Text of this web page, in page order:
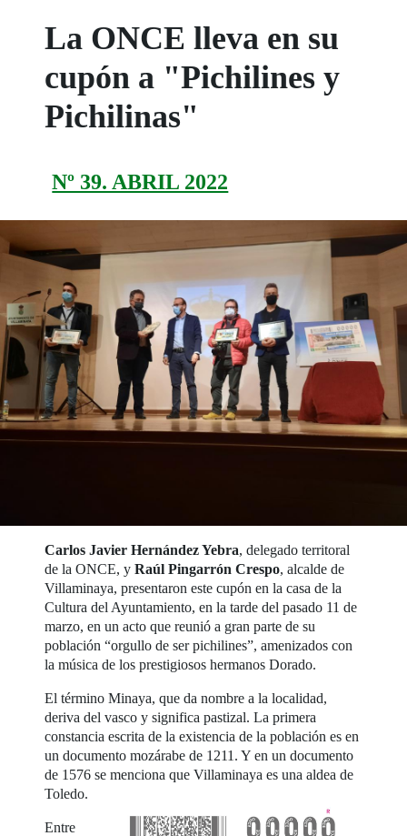
La ONCE lleva en su
cupón a "Pichilines y
Pichilinas"
Nº 39. ABRIL 2022
Carlos Javier Hernández Yebra, delegado territoral
de la ONCE, yRaúl Pingarrón Crespo, alcalde de
Villaminaya, presentaron este cupón en la casa de la
Cultura del Ayuntamiento, en la tarde del pasado 11 de
marzo, en un acto que reunió a gran parte de su
población “orgullo de ser pichilines”, amenizados con
la música de los prestigiosos hermanos Dorado.
El término Minaya, que da nombre a la localidad,
deriva del vasco y significa pastizal. La primera
constancia escrita de la existencia de la población es en
un documento mozárabe de 1211. Y en un documento
de 1576 se menciona que Villaminaya es una aldea de
Toledo.
Entre